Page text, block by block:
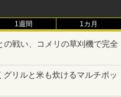
1週間 1カ月
の戦い、コメリの草刈機で完全
リルと米も炊けるマルチポッ